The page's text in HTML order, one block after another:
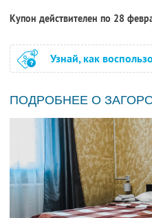
Купон действителен по 28
Узнай, как
ПОДРОБНЕЕ О